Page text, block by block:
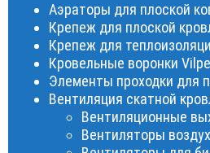
Аэраторы для плоской
Крепеж для плоской
Крепеж для
Кровельные воронки Vilpe
Элементы проходки для
Вентиляция скатной
Вентиляционные
Вентиляторы